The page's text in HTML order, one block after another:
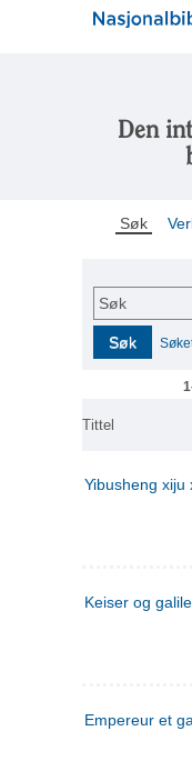
Den
Søk
Søk
Søk
Tittel
Yibusheng xiju
Keiser og
Empereur et